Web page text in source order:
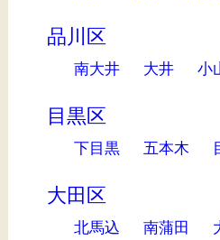
品川区
南大井 大井 小
目黒区
下目黒 五本木
大田区
北馬込 南蒲田